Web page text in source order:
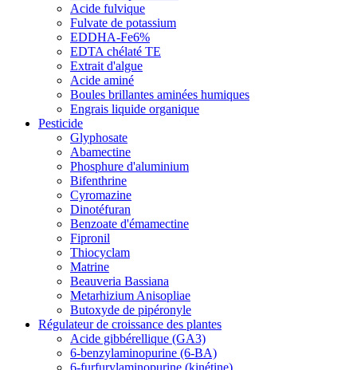
Acide fulvique
Fulvate de potassium
EDDHA-Fe6%
EDTA chélaté TE
Extrait d'algue
Acide aminé
Boules brillantes aminées humiques
Engrais liquide organique
Pesticide
Glyphosate
Abamectine
Phosphure d'aluminium
Bifenthrine
Cyromazine
Dinotéfuran
Benzoate d'émamectine
Fipronil
Thiocyclam
Matrine
Beauveria Bassiana
Metarhizium Anisopliae
Butoxyde de pipéronyle
Régulateur de croissance des plantes
Acide gibbérellique (GA3)
6-benzylaminopurine (6-BA)
6-furfurylaminopurine (kinétine)